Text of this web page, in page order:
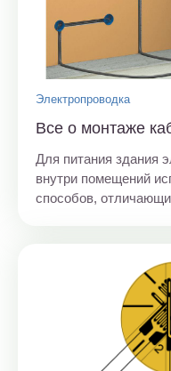
Электропроводка
Все о монтаже
Для питания здания
внутри помещений
способов,